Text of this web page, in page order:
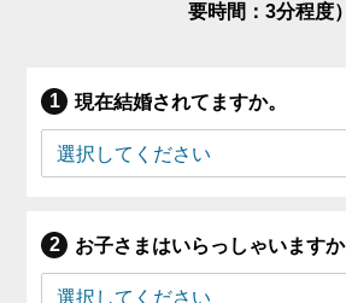
要時間：3分程度）
現在結婚されてますか。
お子さまはいらっしゃいますか